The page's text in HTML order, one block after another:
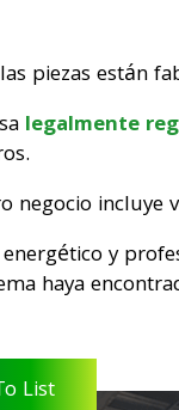
piezas están
legalmente
negocio incluye
y
haya
List